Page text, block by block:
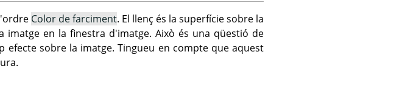
Color de farciment. El llenç és la superfície sobre la
en la finestra d'imatge. Això és una qüestió de
sobre la imatge. Tingueu en compte que aquest